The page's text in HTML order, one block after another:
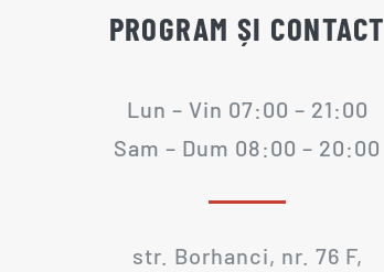
PROGRAM ȘI CONTACT
Lun – Vin 07:00 – 21:00
Sam – Dum 08:00 – 20:00
str. Borhanci, nr. 76 F,